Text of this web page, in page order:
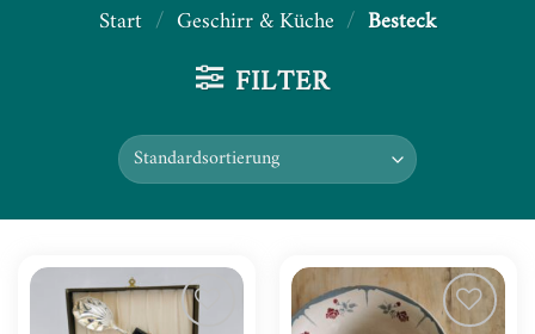
Start / Geschirr & Küche / Besteck
FILTER